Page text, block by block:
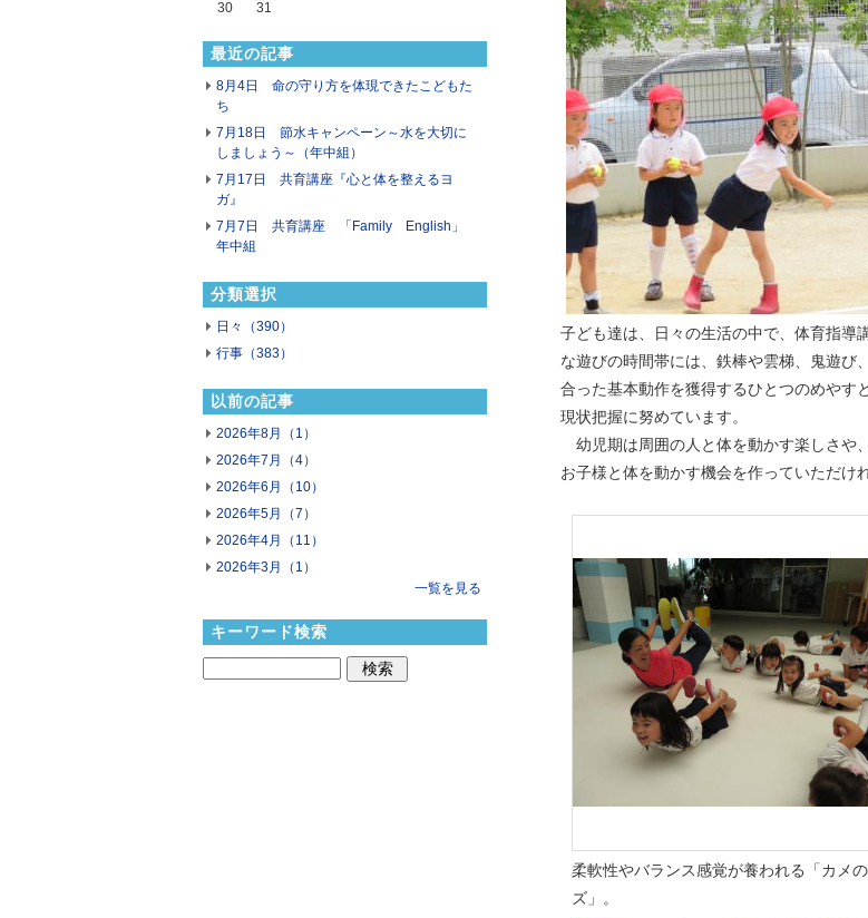
30
31
最近の記事
8月4日 命の守り方を体現できたこどもた
ち
7月18日 節水キャンペーン～水を大切に
しましょう～（年中組）
7月17日 共育講座『心と体を整えるヨ
ガ』
7月7日 共育講座 「Family English」
年中組
分類選択
日々（390）
行事（383）
以前の記事
2026年8月（1）
2026年7月（4）
2026年6月（10）
2026年5月（7）
2026年4月（11）
2026年3月（1）
一覧を見る
キーワード検索
子ども達は、日々の生活の中で、体育指導
な遊びの時間帯には、鉄棒や雲梯、鬼遊び
合った基本動作を獲得するひとつのめやす
現状把握に努めています。
幼児期は周囲の人と体を動かす楽しさや
お子様と体を動かす機会を作っていただけ
柔軟性やバランス感覚が養われる「カメ
ズ」。